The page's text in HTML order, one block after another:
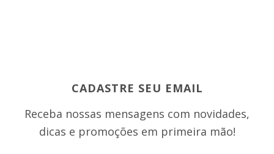
CADASTRE SEU EMAIL
Receba nossas mensagens com novidades,
dicas e promoções em primeira mão!